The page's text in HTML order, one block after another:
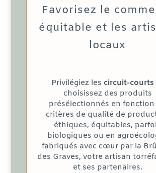
Favorisez le
équitable et les
locaux
Privilégiez les circuit-courts
choisissez des produits
présélectionnés en fonction
critères de qualité de
éthiques, équitables,
biologiques ou en
fabriqués avec cœur par la
des Graves, votre artisan
et ses partenaires.